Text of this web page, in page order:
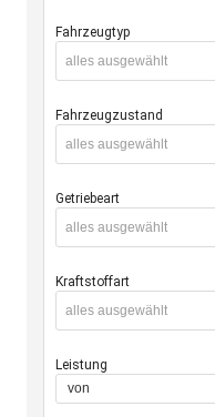
Fahrzeugtyp
alles ausgewählt
Fahrzeugzustand
alles ausgewählt
Getriebeart
alles ausgewählt
Kraftstoffart
alles ausgewählt
Leistung